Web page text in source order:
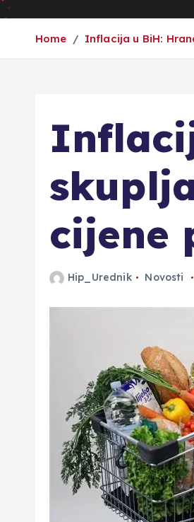
Home Inflacija u BiH:
cijene
Hip_Urednik Novosti